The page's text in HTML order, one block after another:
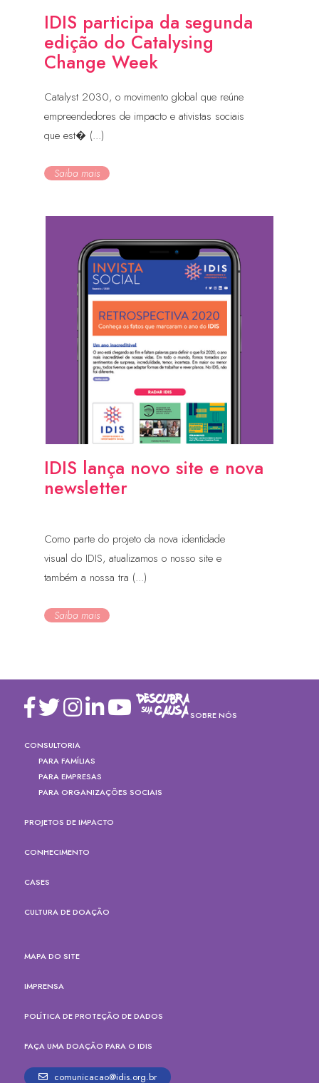
IDIS participa da segunda
edição do Catalysing
Change Week
Catalyst 2030, o movimento global que reúne
empreendedores de impacto e ativistas sociais
que est� (...)
Saiba mais
IDIS lança novo site e nova
newsletter
Como parte do projeto da nova identidade
visual do IDIS, atualizamos o nosso site e
também a nossa tra (...)
Saiba mais
SOBRE NÓS
CONSULTORIA
PARA FAMÍLIAS
PARA EMPRESAS
PARA ORGANIZAÇÕES SOCIAIS
PROJETOS DE IMPACTO
CONHECIMENTO
CASES
CULTURA DE DOAÇÃO
MAPA DO SITE
IMPRENSA
POLÍTICA DE PROTEÇÃO DE DADOS
FAÇA UMA DOAÇÃO PARA O IDIS
comunicacao@idis.org.br